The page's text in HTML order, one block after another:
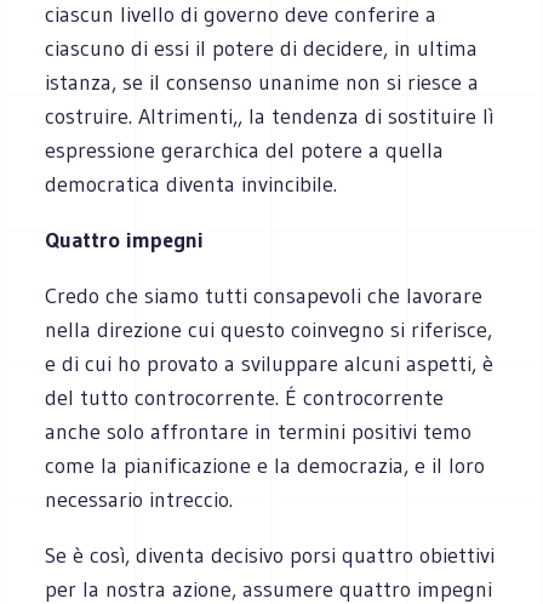
ciascun livello di governo deve conferire a
ciascuno di essi il potere di decidere, in ultima
istanza, se il consenso unanime non si riesce a
costruire. Altrimenti,, la tendenza di sostituire lì
espressione gerarchica del potere a quella
democratica diventa invincibile.
Quattro impegni
Credo che siamo tutti consapevoli che lavorare
nella direzione cui questo coinvegno si riferisce,
e di cui ho provato a sviluppare alcuni aspetti, è
del tutto controcorrente. É controcorrente
anche solo affrontare in termini positivi temo
come la pianificazione e la democrazia, e il loro
necessario intreccio.
Se è così, diventa decisivo porsi quattro obiettivi
per la nostra azione, assumere quattro impegni